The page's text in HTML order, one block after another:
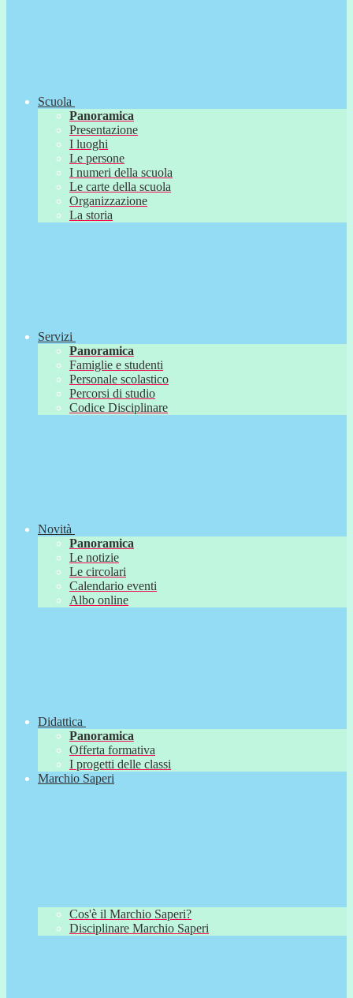
Scuola
Panoramica
Presentazione
I luoghi
Le persone
I numeri della scuola
Le carte della scuola
Organizzazione
La storia
Servizi
Panoramica
Famiglie e studenti
Personale scolastico
Percorsi di studio
Codice Disciplinare
Novità
Panoramica
Le notizie
Le circolari
Calendario eventi
Albo online
Didattica
Panoramica
Offerta formativa
I progetti delle classi
Marchio Saperi
Cos'è il Marchio Saperi?
Disciplinare Marchio Saperi